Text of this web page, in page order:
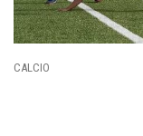
PALLAVOLO